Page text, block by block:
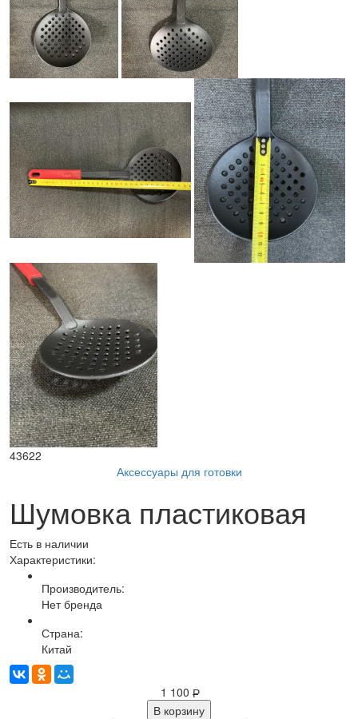
43622
Аксессуары для готовки
Шумовка пластиковая
Есть в наличии
Характеристики:
Производитель:
Нет бренда
Страна:
Китай
1 100 Р
В корзину